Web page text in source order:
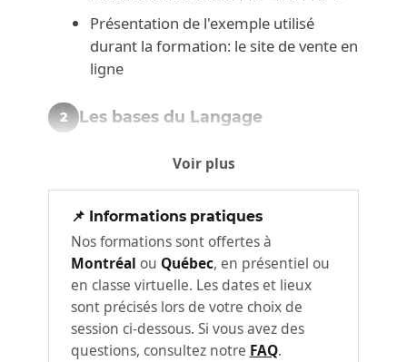
Présentation de l'exemple utilisé
durant la formation: le site de vente en
ligne
2 Les bases du Langage
Automatisation d'une page Web
Premiers éléments du langage
Intégration de PHP dans une page
HTML
Variables et fonctions
Librairies
Fonctions de base, variables serveur et
Voir plus
📌 Informations pratiques
Nos formations sont offertes à
Montréal ou Québec, en présentiel ou
en classe virtuelle. Les dates et lieux
sont précisés lors de votre choix de
session ci-dessous. Si vous avez des
questions, consultez notre FAQ.